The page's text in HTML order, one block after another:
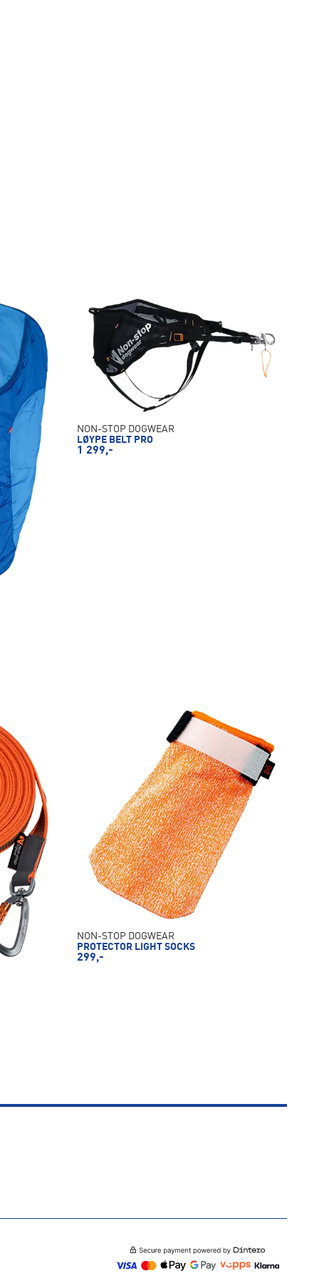
NON-STOP DOGWEAR
LØYPE BELT PRO
1 299,-
NON-STOP DOGWEAR
PROTECTOR LIGHT SOCKS
299,-